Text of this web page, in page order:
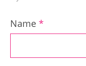
Name *